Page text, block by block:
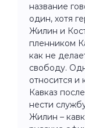
название
один, хотя
Жилин и
пленником
как не
свободу.
относится и
Кавказ
нести
Жилин –